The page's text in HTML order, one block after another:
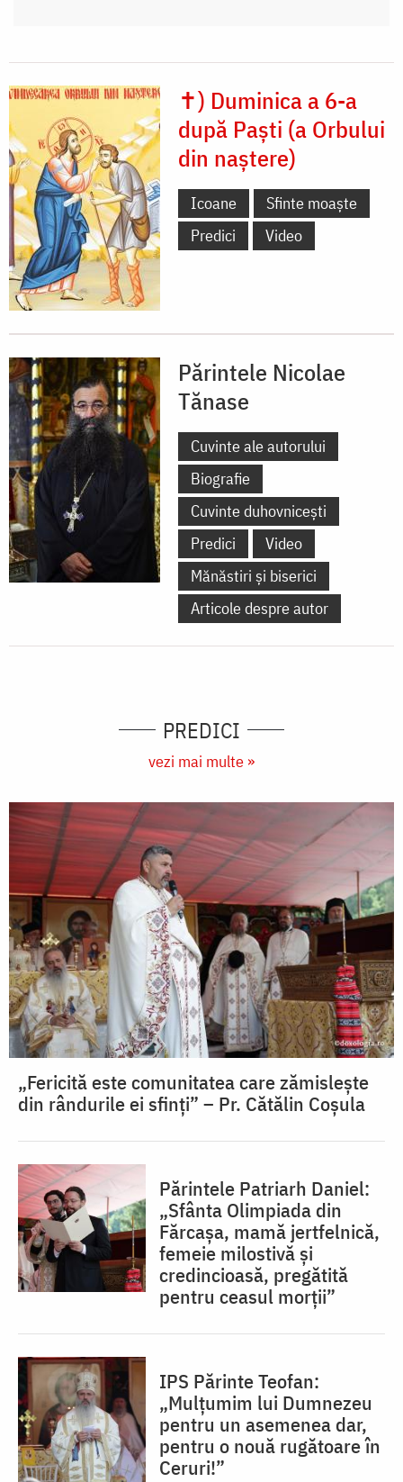
✝) Duminica a 6-a
după Paști (a Orbului
din naștere)
Icoane
Sfinte moaște
Predici
Video
Părintele Nicolae
Tănase
Cuvinte ale autorului
Biografie
Cuvinte duhovnicești
Predici
Video
Mănăstiri și biserici
Articole despre autor
PREDICI
vezi mai multe »
„Fericită este comunitatea care zămislește
din rândurile ei sfinți” – Pr. Cătălin Coșula
Părintele Patriarh Daniel:
„Sfânta Olimpiada din
Fărcașa, mamă jertfelnică,
femeie milostivă și
credincioasă, pregătită
pentru ceasul morții”
IPS Părinte Teofan:
„Mulțumim lui Dumnezeu
pentru un asemenea dar,
pentru o nouă rugătoare în
Ceruri!”